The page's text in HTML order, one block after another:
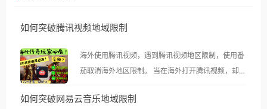
如何突破腾讯视频地域限制
海外使用腾讯视频，遇到腾讯视频地区限制，使用番
茄取消海外地区限制。 当在海外打开腾讯视频，却突
示语。 海外用户如香港、澳门、台湾、美国、加拿
如何突破网易云音乐地域限制